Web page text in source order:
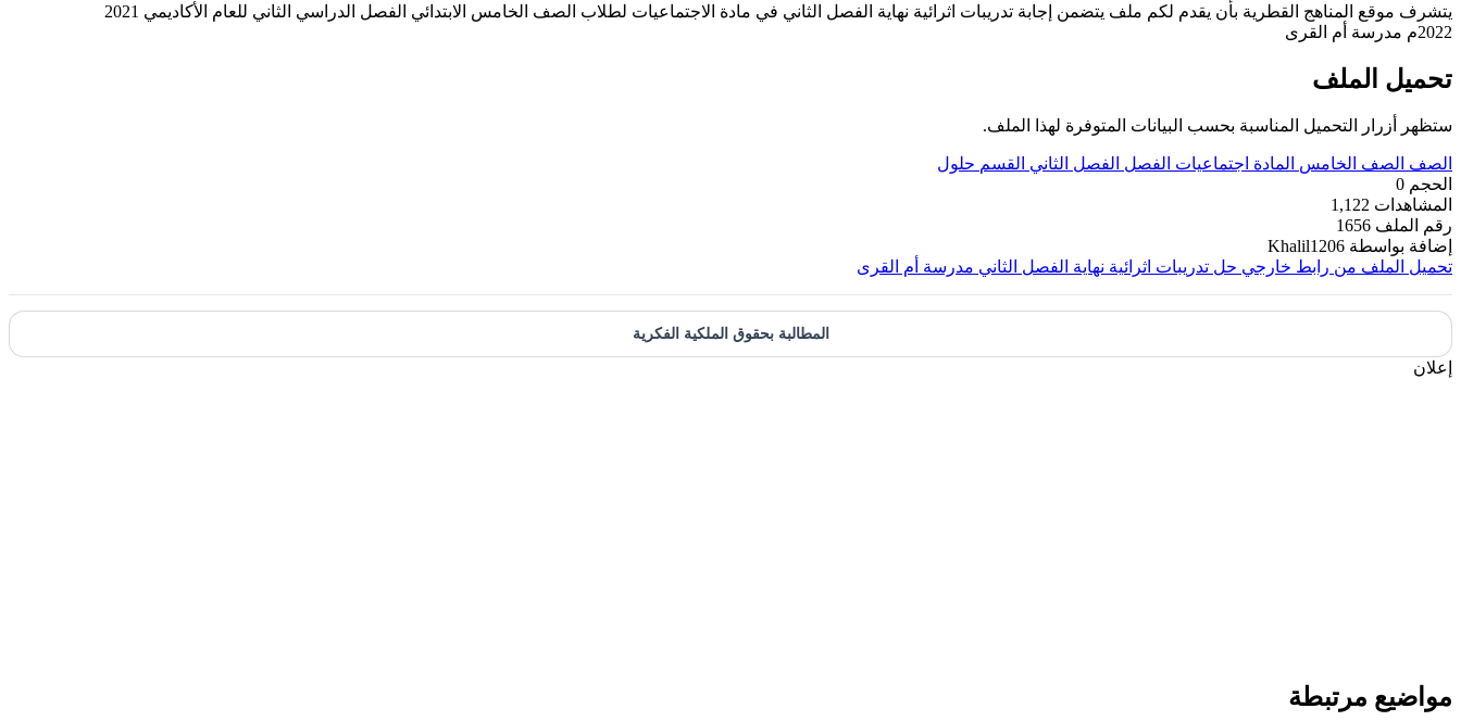
يتشرف موقع المناهج القطرية بأن يقدم لكم ملف يتضمن إجابة تدريبات اثرائية نهاية الفصل الثاني في مادة الاجتماعيات لطلاب الصف الخامس الابتدائي الفصل الدراسي الثاني للعام الأكاديمي 2021
2022م مدرسة أم القرى
تحميل الملف
ستظهر أزرار التحميل المناسبة بحسب البيانات المتوفرة لهذا الملف.
الصف الصف الخامس المادة اجتماعيات الفصل الفصل الثاني القسم حلول
الحجم 0
المشاهدات 1,122
رقم الملف 1656
إضافة بواسطة Khalil1206
تحميل الملف من رابط خارجي حل تدريبات اثرائية نهاية الفصل الثاني مدرسة أم القرى
المطالبة بحقوق الملكية الفكرية
إعلان
مواضيع مرتبطة